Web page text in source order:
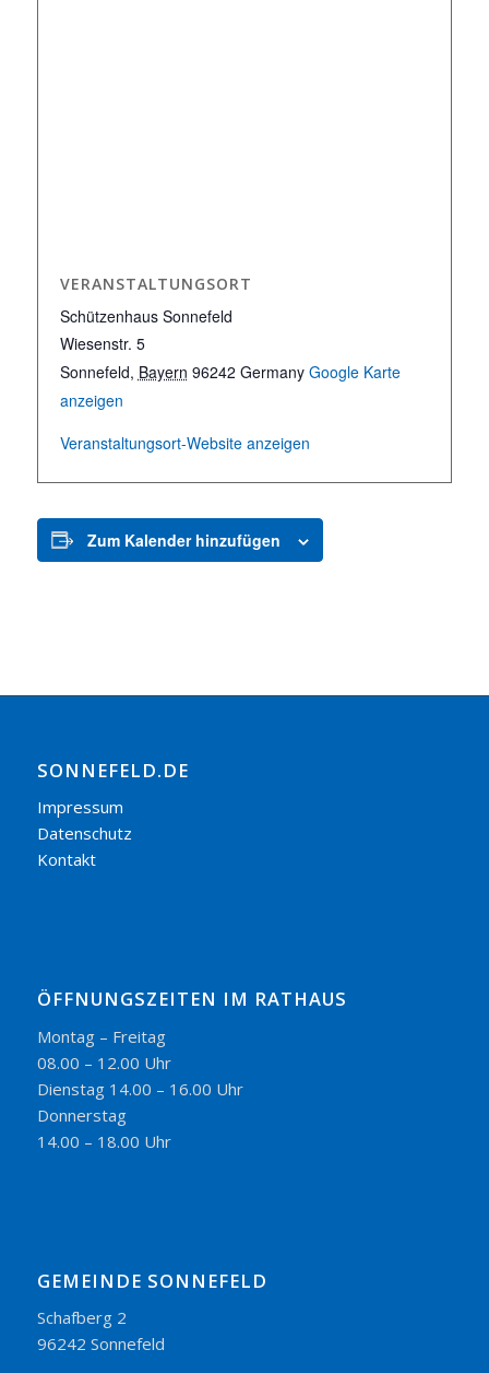
VERANSTALTUNGSORT
Schützenhaus Sonnefeld
Wiesenstr. 5
Sonnefeld, Bayern 96242 Germany Google Karte
anzeigen
Veranstaltungsort-Website anzeigen
Zum Kalender hinzufügen
SONNEFELD.DE
Impressum
Datenschutz
Kontakt
ÖFFNUNGSZEITEN IM RATHAUS
Montag – Freitag
08.00 – 12.00 Uhr
Dienstag 14.00 – 16.00 Uhr
Donnerstag
14.00 – 18.00 Uhr
GEMEINDE SONNEFELD
Schafberg 2
96242 Sonnefeld